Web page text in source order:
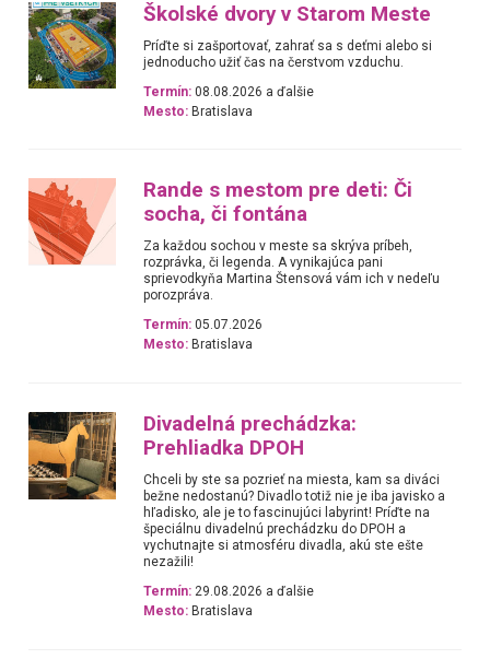
Školské dvory v Starom Meste
Príďte si zašportovať, zahrať sa s deťmi alebo si
jednoducho užiť čas na čerstvom vzduchu.
Termín: 08.08.2026 a ďalšie
Mesto: Bratislava
Rande s mestom pre deti: Či
socha, či fontána
Za každou sochou v meste sa skrýva príbeh,
rozprávka, či legenda. A vynikajúca pani
sprievodkyňa Martina Štensová vám ich v nedeľu
porozpráva.
Termín: 05.07.2026
Mesto: Bratislava
Divadelná prechádzka:
Prehliadka DPOH
Chceli by ste sa pozrieť na miesta, kam sa diváci
bežne nedostanú? Divadlo totiž nie je iba javisko a
hľadisko, ale je to fascinujúci labyrint! Príďte na
špeciálnu divadelnú prechádzku do DPOH a
vychutnajte si atmosféru divadla, akú ste ešte
nezažili!
Termín: 29.08.2026 a ďalšie
Mesto: Bratislava